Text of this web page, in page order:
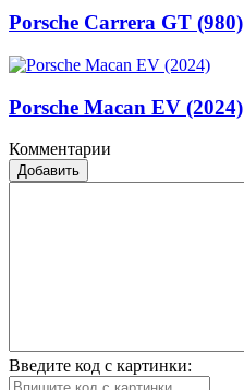
Porsche Carrera GT (980)
Porsche Macan EV (2024)
Комментарии
Добавить
Введите код с картинки: